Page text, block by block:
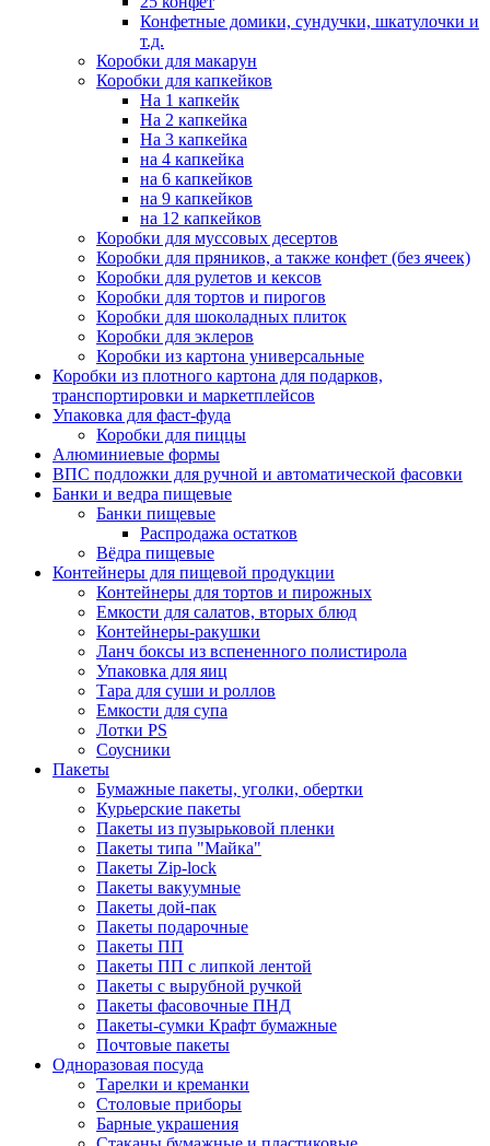
Конфетные домики, сундучки, шкатулочки и
т.д.
Коробки для макарун
Коробки для капкейков
На 1 капкейк
На 2 капкейка
На 3 капкейка
на 4 капкейка
на 6 капкейков
на 9 капкейков
на 12 капкейков
Коробки для муссовых десертов
Коробки для пряников, а также конфет (без ячеек)
Коробки для рулетов и кексов
Коробки для тортов и пирогов
Коробки для шоколадных плиток
Коробки для эклеров
Коробки из картона универсальные
Коробки из плотного картона для подарков,
транспортировки и маркетплейсов
Упаковка для фаст-фуда
Коробки для пиццы
Алюминиевые формы
ВПС подложки для ручной и автоматической фасовки
Банки и ведра пищевые
Банки пищевые
Распродажа остатков
Вёдра пищевые
Контейнеры для пищевой продукции
Контейнеры для тортов и пирожных
Емкости для салатов, вторых блюд
Контейнеры-ракушки
Ланч боксы из вспененного полистирола
Упаковка для яиц
Тара для суши и роллов
Емкости для супа
Лотки PS
Соусники
Пакеты
Бумажные пакеты, уголки, обертки
Курьерские пакеты
Пакеты из пузырьковой пленки
Пакеты типа "Майка"
Пакеты Zip-lock
Пакеты вакуумные
Пакеты дой-пак
Пакеты подарочные
Пакеты ПП
Пакеты ПП с липкой лентой
Пакеты с вырубной ручкой
Пакеты фасовочные ПНД
Пакеты-сумки Крафт бумажные
Почтовые пакеты
Одноразовая посуда
Тарелки и креманки
Столовые приборы
Барные украшения